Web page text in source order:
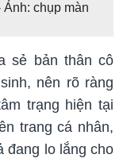
chụp màn
sẻ bản thân cô
nên rõ ràng
trạng hiện tại
trang cá nhân,
đang lo lắng cho